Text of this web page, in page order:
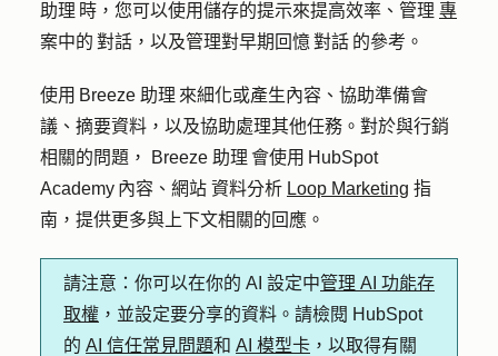
助理 時，您可以使用儲存的提示來提高效率、管理 專
案中的 對話，以及管理對早期回憶 對話 的參考。
使用 Breeze 助理 來細化或產生內容、協助準備會
議、摘要資料，以及協助處理其他任務。對於與行銷
相關的問題， Breeze 助理 會使用 HubSpot
Academy 內容、網站 資料分析 Loop Marketing 指
南，提供更多與上下文相關的回應。
請注意 ：你可以在你的 AI 設定中管理 AI 功能存
取權 ，並設定要分享的資料。請檢閱 HubSpot
的 AI 信任常見問題和 AI 模型卡 ，以取得有關